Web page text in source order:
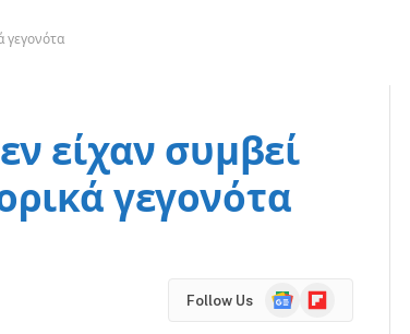
γεγονότα
είχαν συμβεί
γεγονότα
Follow Us
GoogleFlipboard